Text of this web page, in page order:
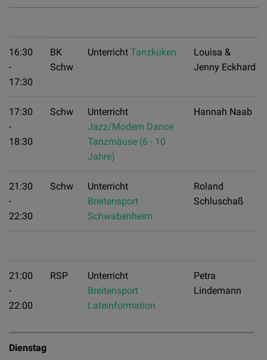
16:30
-
17:30
BK
Schw
Unterricht Tanzküken
Louisa &
Jenny Eckhard
17:30
-
18:30
Schw
Unterricht
Jazz/Modern Dance
Tanzmäuse (6 - 10
Jahre)
Hannah Naab
21:30
-
22:30
Schw
Unterricht
Breitensport
Schwabenheim
Roland
Schluschaß
21:00
-
22:00
RSP
Unterricht
Breitensport
Lateinformation
Petra
Lindemann
Dienstag